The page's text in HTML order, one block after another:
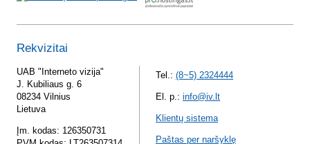
Rekvizitai
UAB "Interneto vizija"
J. Kubiliaus g. 6
08234 Vilnius
Lietuva
Įm. kodas: 126350731
Tel.: (8~5) 2324444
El. p.: info@iv.lt
Klientų sistema
Paštas per naršyklę